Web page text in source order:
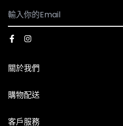
※因官網與實體門市同步銷售，
到商品出貨之EMAIL通知為準。
※由於每台電腦、手機、3C用品
品顏色為主。
- 國際配送
1. 可配送國家：香港、澳門
2. 使用順豐速運執行配送服務，
3. 因國際運費金額高且手續繁複
【退貨說明】
關於我們
購物配送
客戶服務